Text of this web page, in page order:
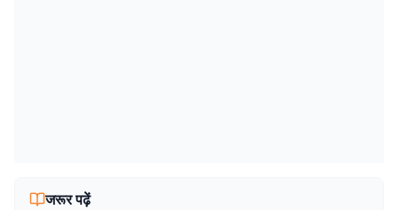
जरूर पढ़ें